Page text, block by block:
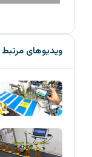
ویدیوهای مرتبط